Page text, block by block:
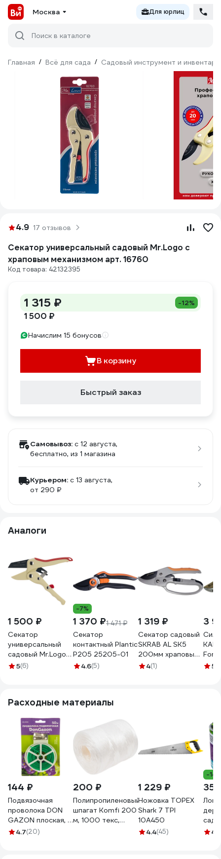
Москва Для юрлиц
Поиск в каталоге
Главная / Всё для сада / Садовый инструмент и инвентарь
4.9 17 отзывов
Секатор универсальный садовый Mr.Logo с
храповым механизмом арт. 16760
Код товара: 42132395
1 315 ₽ -12%
1 500 ₽
Начислим 15 бонусов
В корзину
Быстрый заказ
Самовывоз: c 12 августа,
бесплатно, из 1 магазина
Курьером: c 13 августа,
от 290 ₽
Аналоги
1 500 ₽
Секатор
универсальный
садовый Mr.Logo с
храповым
5(6)
-7%
1 370 ₽1 471 ₽
Секатор
контактный Plantic
P205 25205-01
4.6(5)
1 319 ₽
Секатор садовый
SKRAB AL SK5
200мм храповый
контакт 28548
4(1)
3
5
Расходные материалы
144 ₽
Подвязочная
проволока DON
GAZON плоская, 1
мм х 50 м, на
4.7(20)
200 ₽
Полипропиленовый
шпагат Komfi 200
м, 1000 текс,
1 229 ₽
Ножовка TOPEX
Shark 7 TPI
10A450
4.4(45)
-
4.2